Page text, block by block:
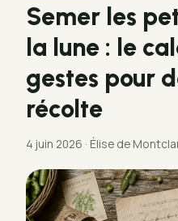
Déco
Immobilier
Jardinage
Semer les
la lune : le
gestes pour
récolte
4 juin 2026 · Élise de